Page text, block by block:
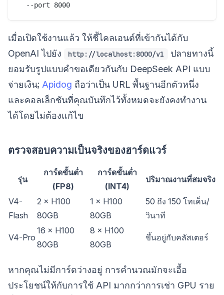
เมื่อเปิดใช้งานแล้ว ให้ชี้ไคลเอนต์ที่เข้ากันได้กับ
OpenAI ไปยัง
http://localhost:8000/v1
ปลายทางนี้
ยอมรับรูปแบบคำขอเดียวกันกับ DeepSeek API แบบ
จ่ายเงิน; Apidog ถือว่าเป็น URL พื้นฐานอีกตัวหนึ่ง
และคอลเล็กชันที่คุณบันทึกไว้ทั้งหมดจะยังคงทำงาน
ได้โดยไม่ต้องแก้ไข
ตรวจสอบความเป็นจริงของฮาร์ดแวร์
รุ่น
การ์ดขั้นต่ำ
(FP8)
การ์ดขั้นต่ำ
(INT4)
ปริมาณงานที่สมจริง
V4-
Flash
2 × H100
80GB
1 × H100
80GB
50 ถึง 150 โทเค็น/
วินาที
V4-Pro
16 × H100
80GB
8 × H100
80GB
ขึ้นอยู่กับคลัสเตอร์
หากคุณไม่มีการ์ดว่างอยู่ การคำนวณมักจะเอื้อ
ประโยชน์ให้กับการใช้ API มากกว่าการเช่า GPU ราย